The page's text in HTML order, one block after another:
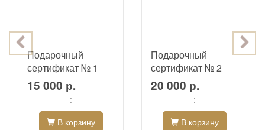
Подарочный
сертификат № 1
15 000 р.
:
В корзину
Подарочный
сертификат № 2
20 000 р.
:
В корзину